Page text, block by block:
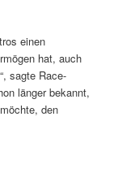
einen
hat, auch
sagte Race-
länger bekannt,
den